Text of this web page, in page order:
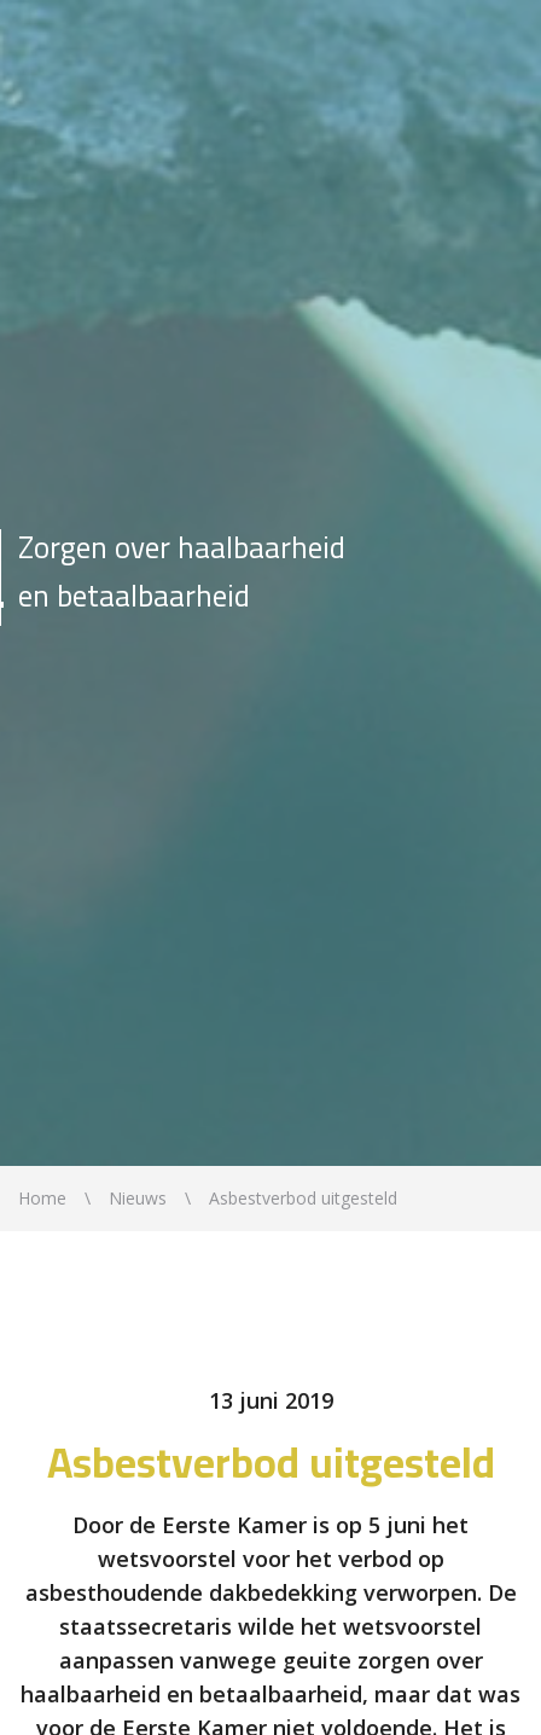
Zorgen over haalbaarheid
en betaalbaarheid
Home Nieuws Asbestverbod uitgesteld
13 juni 2019
Asbestverbod uitgesteld
Door de Eerste Kamer is op 5 juni het
wetsvoorstel voor het verbod op
asbesthoudende dakbedekking verworpen. De
staatssecretaris wilde het wetsvoorstel
aanpassen vanwege geuite zorgen over
haalbaarheid en betaalbaarheid, maar dat was
voor de Eerste Kamer niet voldoende. Het is